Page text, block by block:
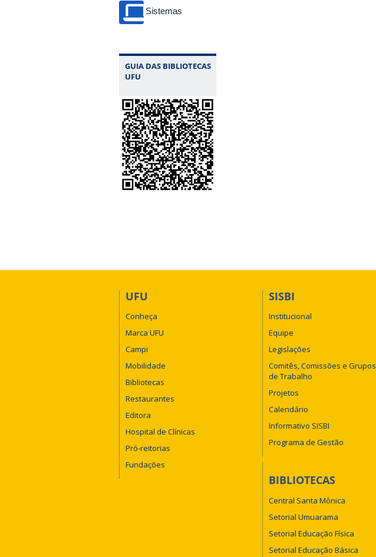
Sistemas
GUIA DAS BIBLIOTECAS
UFU
UFU
Conheça
Marca UFU
Campi
Mobilidade
Bibliotecas
Restaurantes
Editora
Hospital de Clínicas
Pró-reitorias
Fundações
SISBI
Institucional
Equipe
Legislações
Comitês, Comissões e Grupos
de Trabalho
Projetos
Calendário
Informativo SISBI
Programa de Gestão
BIBLIOTECAS
Central Santa Mônica
Setorial Umuarama
Setorial Educação Física
Setorial Educação Básica